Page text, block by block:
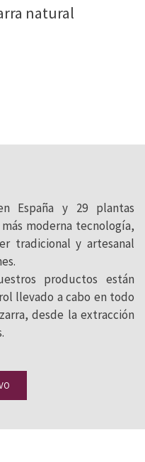
España y 29 plantas
moderna tecnología,
tradicional y artesanal
productos están
llevado a cabo en todo
desde la extracción